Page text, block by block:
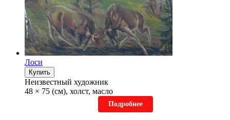
Лоси
Купить
Неизвестный художник
48 × 75 (см), холст, масло
Подробнее